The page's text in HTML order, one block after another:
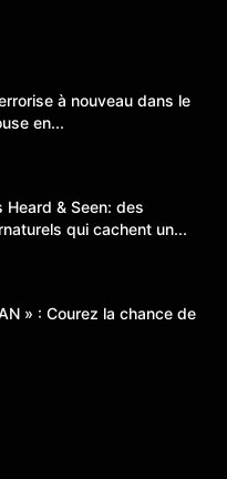
à nouveau dans le
en...
& Seen: des
qui cachent un...
» : Courez la chance de